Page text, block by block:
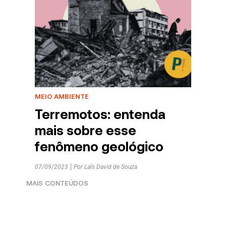
MEIO AMBIENTE
Terremotos: entenda
mais sobre esse
fenômeno geológico
07/09/2023 Por Laís David de Souza